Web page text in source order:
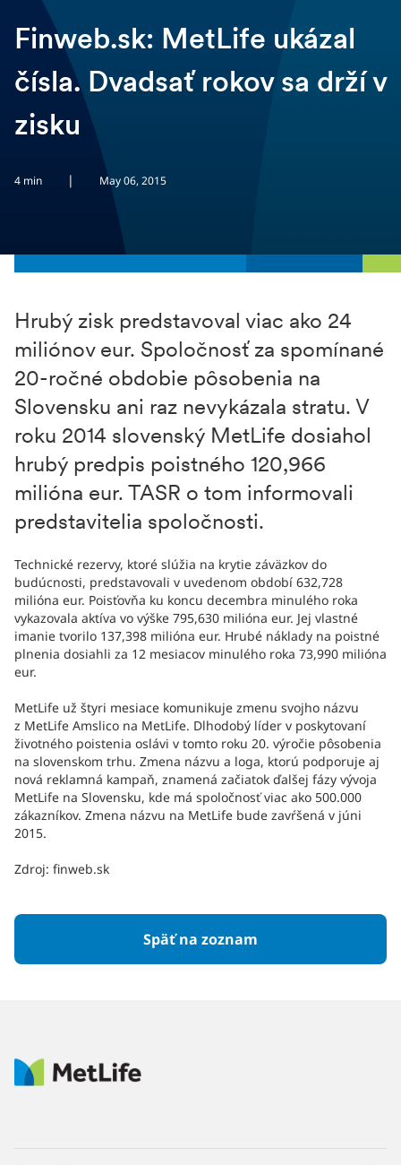
Finweb.sk: MetLife ukázal
čísla. Dvadsať rokov sa drží v
zisku
4 min | May 06, 2015
Hrubý zisk predstavoval viac ako 24
miliónov eur. Spoločnosť za spomínané
20-ročné obdobie pôsobenia na
Slovensku ani raz nevykázala stratu. V
roku 2014 slovenský MetLife dosiahol
hrubý predpis poistného 120,966
milióna eur. TASR o tom informovali
predstavitelia spoločnosti.
Technické rezervy, ktoré slúžia na krytie záväzkov do
budúcnosti, predstavovali v uvedenom období 632,728
milióna eur. Poisťovňa ku koncu decembra minulého roka
vykazovala aktíva vo výške 795,630 milióna eur. Jej vlastné
imanie tvorilo 137,398 milióna eur. Hrubé náklady na poistné
plnenia dosiahli za 12 mesiacov minulého roka 73,990 milióna
eur.
MetLife už štyri mesiace komunikuje zmenu svojho názvu
z MetLife Amslico na MetLife. Dlhodobý líder v poskytovaní
životného poistenia oslávi v tomto roku 20. výročie pôsobenia
na slovenskom trhu. Zmena názvu a loga, ktorú podporuje aj
nová reklamná kampaň, znamená začiatok ďalšej fázy vývoja
MetLife na Slovensku, kde má spoločnosť viac ako 500.000
zákazníkov. Zmena názvu na MetLife bude zavŕšená v júni
2015.
Zdroj: finweb.sk
Späť na zoznam